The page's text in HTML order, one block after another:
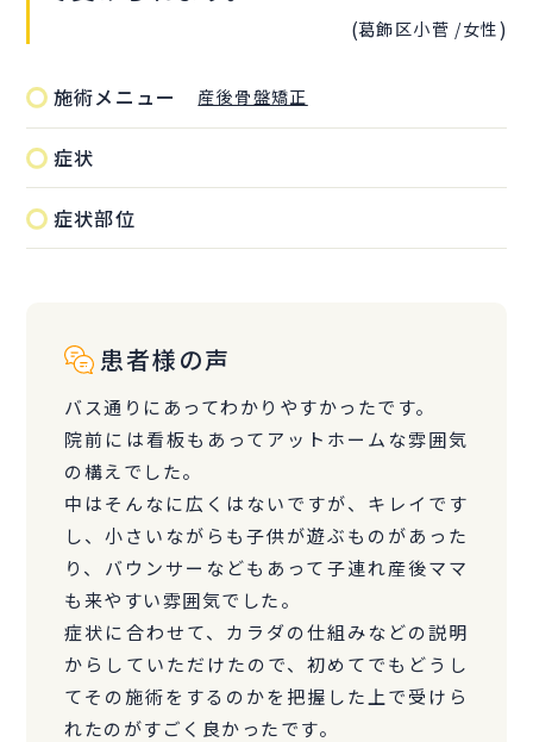
(葛飾区小菅 /女性)
施術メニュー 産後骨盤矯正
症状
症状部位
患者様の声
バス通りにあってわかりやすかったです。
院前には看板もあってアットホームな雰囲気
の構えでした。
中はそんなに広くはないですが、キレイです
し、小さいながらも子供が遊ぶものがあった
り、バウンサーなどもあって子連れ産後ママ
も来やすい雰囲気でした。
症状に合わせて、カラダの仕組みなどの説明
からしていただけたので、初めてでもどうし
てその施術をするのかを把握した上で受けら
れたのがすごく良かったです。